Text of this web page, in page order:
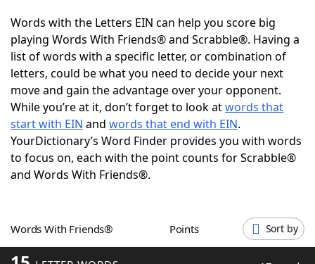
Words With FriendsCheat
NYT Crossplay Cheat
ScrabbleHelpers
Today's NYT GamesHints & Answers
Word GamesHelpers
Blog
Words with the Letters EIN can help you score big
playing Words With Friends® and Scrabble®. Having a
list of words with a specific letter, or combination of
letters, could be what you need to decide your next
move and gain the advantage over your opponent.
While you’re at it, don’t forget to look atwords that
start with EIN and words that end with EIN.
YourDictionary’s Word Finder provides you with words
to focus on, each with the point counts for Scrabble®
and Words With Friends®.
Words With Friends® Points Sort by